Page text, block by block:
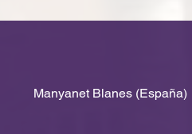
Manyanet Blanes (España)